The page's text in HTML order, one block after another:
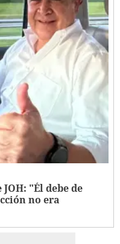
"Él debe de
no era